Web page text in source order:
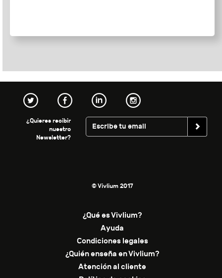
¿Quieres recibir
nuestro
Newsletter?
© Vivlium 2017
¿Qué es Vivlium?
Ayuda
Condiciones legales
¿Quién enseña en Vivlium?
Atención al cliente